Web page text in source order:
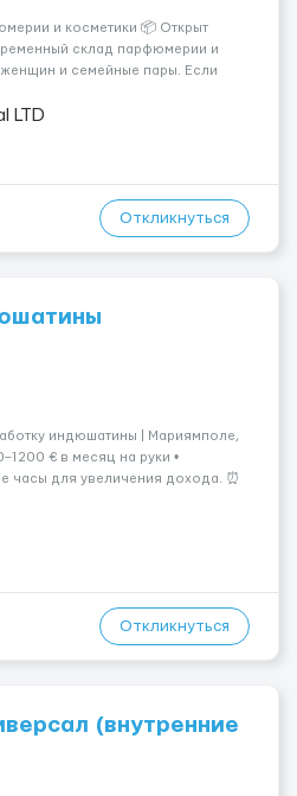
и косметики 📦 Открыт
склад парфюмерии и
и семейные пары. Если
Работа не тяжелая. Нужно
LTD
Откликнуться
индюшатины | Мариямполе,
€ в месяц на руки •
часы для увеличения дохода. ⏰
Откликнуться
(внутренние